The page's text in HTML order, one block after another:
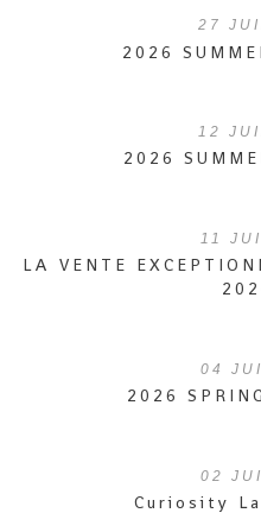
27
2026
12
2026
11
LA VENTE
04
2026
02
Curiosity